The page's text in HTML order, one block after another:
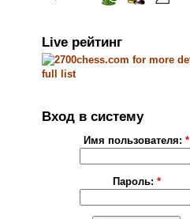
Live рейтинг
Вход в систему
Имя пользователя:*
Пароль: *